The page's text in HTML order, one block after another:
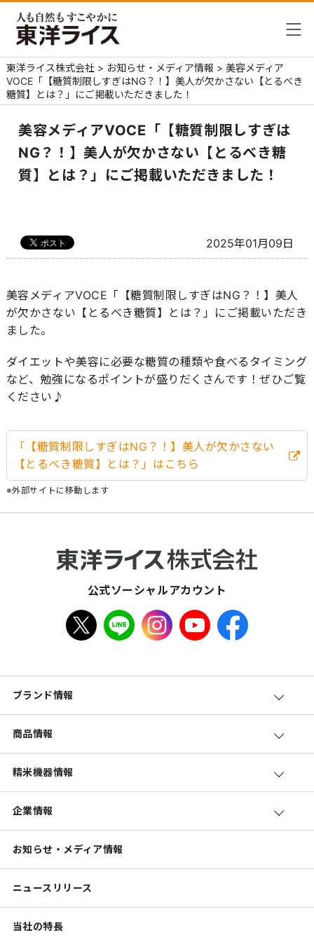
東洋ライス株式会社 > お知らせ・メディア情報 > 美容メディア
VOCE「【糖質制限しすぎはNG？！】美人が欠かさない【とるべき
糖質】とは？」にご掲載いただきました！
美容メディアVOCE「【糖質制限しすぎは
NG？！】美人が欠かさない【とるべき糖
質】とは？」にご掲載いただきました！
2025年01月09日
美容メディアVOCE「【糖質制限しすぎはNG？！】美人
が欠かさない【とるべき糖質】とは？」にご掲載いただき
ました。
ダイエットや美容に必要な糖質の種類や食べるタイミング
など、勉強になるポイントが盛りだくさんです！ぜひご覧
ください♪
「【糖質制限しすぎはNG？！】美人が欠かさない
【とるべき糖質】とは？」はこちら
※外部サイトに移動します
公式ソーシャルアカウント
ブランド情報
商品情報
精米機器情報
企業情報
お知らせ・メディア情報
ニュースリリース
当社の特長